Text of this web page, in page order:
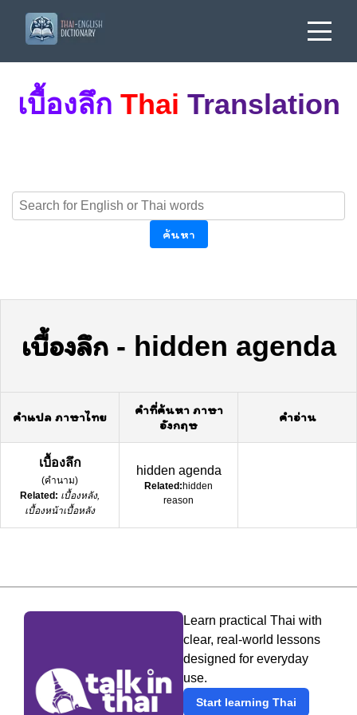
เบื้องลึก Thai Translation
ค้นหา
เบื้องลึก- hidden agenda
คำแปล ภาษาไทย
คำที่ค้นหา ภาษา
อังกฤษ
คำอ่าน
เบื้องลึก
(คำนาม)
Related: เบื้องหลัง,
เบื้องหน้าเบื้อหลัง
hidden agenda
Related:hidden
reason
Learn practical Thai with
clear, real-world lessons
designed for everyday
use.
Start learning Thai